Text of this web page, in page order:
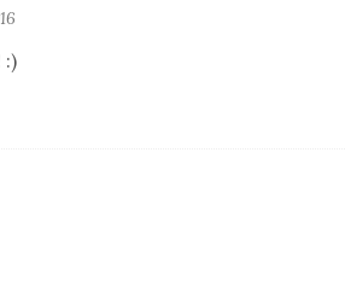
:)